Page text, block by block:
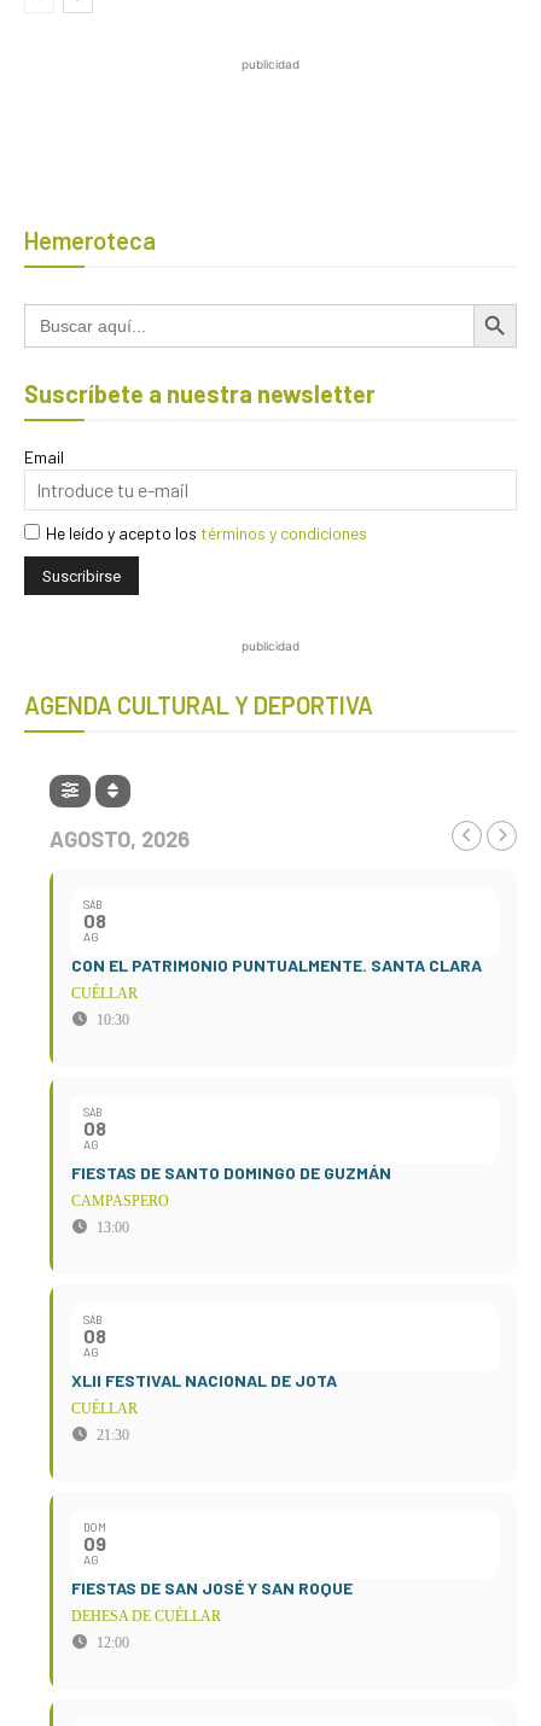
publicidad
Hemeroteca
Buscar: Botón de
Suscríbete a nuestra newsletter
Email
He leído y acepto los términos y condiciones
publicidad
AGENDA CULTURAL Y DEPORTIVA
AGOSTO, 2026
SÁB
08
AG
CON EL PATRIMONIO PUNTUALMENTE. SANTA CLARA
CUÉLLAR
10:30
SÁB
08
AG
FIESTAS DE SANTO DOMINGO DE GUZMÁN
CAMPASPERO
13:00
SÁB
08
AG
XLII FESTIVAL NACIONAL DE JOTA
CUÉLLAR
21:30
DOM
09
AG
FIESTAS DE SAN JOSÉ Y SAN ROQUE
DEHESA DE CUÉLLAR
12:00